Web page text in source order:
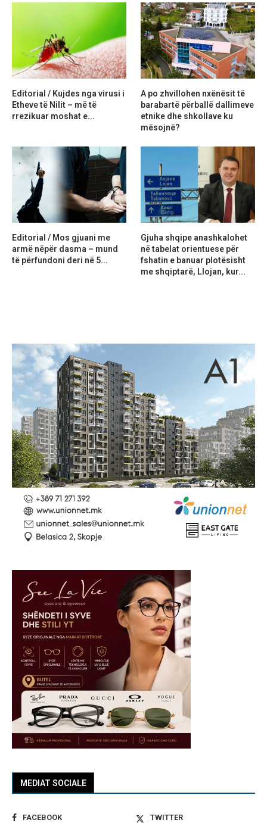
MEDIAT SOCIALE
FACEBOOK
TWITTER
Editorial / Kujdes nga virusi i
Etheve të Nilit – më të
rrezikuar moshat e...
A po zhvillohen nxënësit të
barabartë përballë dallimeve
etnike dhe shkollave ku
mësojnë?
Editorial / Mos gjuani me
armë nëpër dasma – mund
të përfundoni deri në 5...
Gjuha shqipe anashkalohet
në tabelat orientuese për
fshatin e banuar plotësisht
me shqiptarë, Llojan, kur...